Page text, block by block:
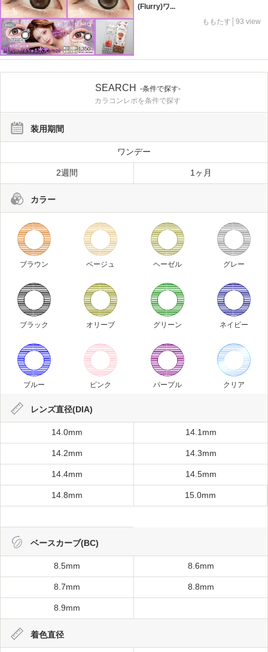
(Flurry)ワ...
ももたす│93 view
SEARCH
-条件で探す-
カラコンレポを条件で探す
装用期間
ワンデー
2週間 1ヶ月
カラー
ブラウン ベージュ ヘーゼル グレー
ブラック オリーブ グリーン ネイビー
ブルー ピンク パープル クリア
レンズ直径(DIA)
14.0mm 14.1mm
14.2mm 14.3mm
14.4mm 14.5mm
14.8mm 15.0mm
ベースカーブ(BC)
8.5mm 8.6mm
8.7mm 8.8mm
8.9mm
着色直径